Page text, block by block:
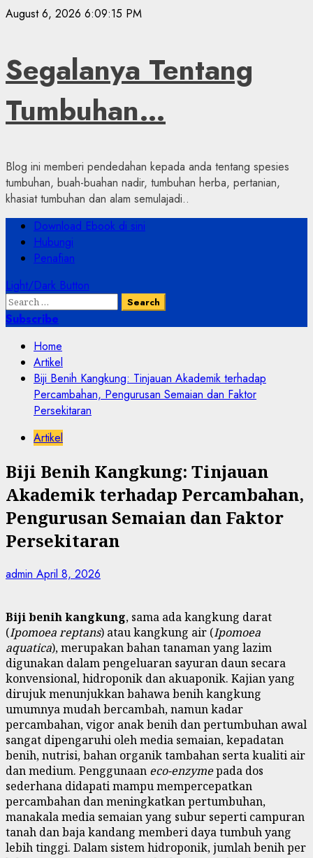
Skip
August 6, 2026 6:09:16 PM
Segalanya Tentang
Tumbuhan…
Blog ini memberi pendedahan kepada anda tentang spesies
tumbuhan, buah-buahan nadir, tumbuhan herba, pertanian,
khasiat tumbuhan dan alam semulajadi..
Primary
Menu
Download Ebook di sini
Hubungi
Penafian
Light/Dark Button
Search
for:
Subscribe
Home
Artikel
Biji Benih Kangkung: Tinjauan Akademik terhadap
Percambahan, Pengurusan Semaian dan Faktor
Persekitaran
Artikel
Biji Benih Kangkung: Tinjauan
Akademik terhadap Percambahan,
Pengurusan Semaian dan Faktor
Persekitaran
admin April 8, 2026
Biji benih kangkung, sama ada kangkung darat
(Ipomoea reptans) atau kangkung air (Ipomoea
aquatica), merupakan bahan tanaman yang lazim
digunakan dalam pengeluaran sayuran daun secara
konvensional, hidroponik dan akuaponik. Kajian yang
dirujuk menunjukkan bahawa benih kangkung
umumnya mudah bercambah, namun kadar
percambahan, vigor anak benih dan pertumbuhan awal
sangat dipengaruhi oleh media semaian, kepadatan
benih, nutrisi, bahan organik tambahan serta kualiti air
dan medium. Penggunaan eco-enzymepada dos
sederhana didapati mampu mempercepatkan
percambahan dan meningkatkan pertumbuhan,
manakala media semaian yang subur seperti campuran
tanah dan baja kandang memberi daya tumbuh yang
lebih tinggi. Dalam sistem hidroponik, jumlah benih per